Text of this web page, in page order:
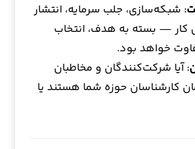
: شبکه‌سازی، جلب سرمایه، انتشار
کار — بسته به هدف، انتخاب
خواهد بود.
: آیا شرکت‌کنندگان و مخاطبان
کارشناسان حوزه شما هستند یا